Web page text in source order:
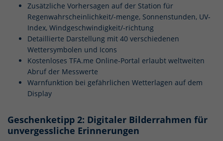
Zusätzliche Vorhersagen auf der Station für
Regenwahrscheinlichkeit/-menge, Sonnenstunden, UV-
Index, Windgeschwindigkeit/-richtung
Detaillierte Darstellung mit 40 verschiedenen
Wettersymbolen und Icons
Kostenloses TFA.me Online-Portal erlaubt weltweiten
Abruf der Messwerte
Warnfunktion bei gefährlichen Wetterlagen auf dem
Display
Geschenketipp 2: Digitaler Bilderrahmen für
unvergessliche Erinnerungen